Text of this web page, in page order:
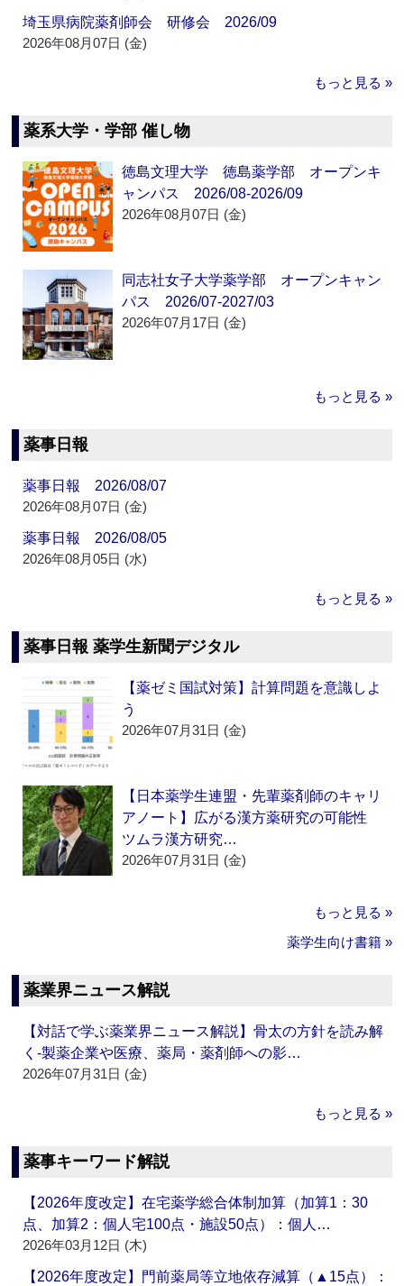
埼玉県病院薬剤師会 研修会 2026/09
2026年08月07日 (金)
もっと見る »
薬系大学・学部 催し物
徳島文理大学 徳島薬学部 オープンキ
ャンパス 2026/08-2026/09
2026年08月07日 (金)
同志社女子大学薬学部 オープンキャン
パス 2026/07-2027/03
2026年07月17日 (金)
もっと見る »
薬事日報
薬事日報 2026/08/07
2026年08月07日 (金)
薬事日報 2026/08/05
2026年08月05日 (水)
もっと見る »
薬事日報 薬学生新聞デジタル
【薬ゼミ国試対策】計算問題を意識しよ
う
2026年07月31日 (金)
【日本薬学生連盟・先輩薬剤師のキャリ
アノート】広がる漢方薬研究の可能性
ツムラ漢方研究…
2026年07月31日 (金)
もっと見る »
薬学生向け書籍 »
薬業界ニュース解説
【対話で学ぶ薬業界ニュース解説】骨太の方針を読み解
く‐製薬企業や医療、薬局・薬剤師への影…
2026年07月31日 (金)
もっと見る »
薬事キーワード解説
【2026年度改定】在宅薬学総合体制加算（加算1：30
点、加算2：個人宅100点・施設50点）：個人…
2026年03月12日 (木)
【2026年度改定】門前薬局等立地依存減算（▲15点）：